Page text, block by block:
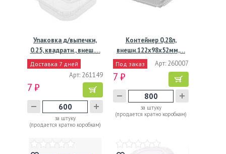
Упаковка д/выпечки,
0.25, квадратн., внеш.…
Доставка 7 дней
Арт: 261149
7 ₽
за штуку
(продается кратно коробкам)
Контейнер 0,28л,
внешн.122х98х52мм,…
Под заказ Арт: 260007
7 ₽
за штуку
(продается кратно коробкам)